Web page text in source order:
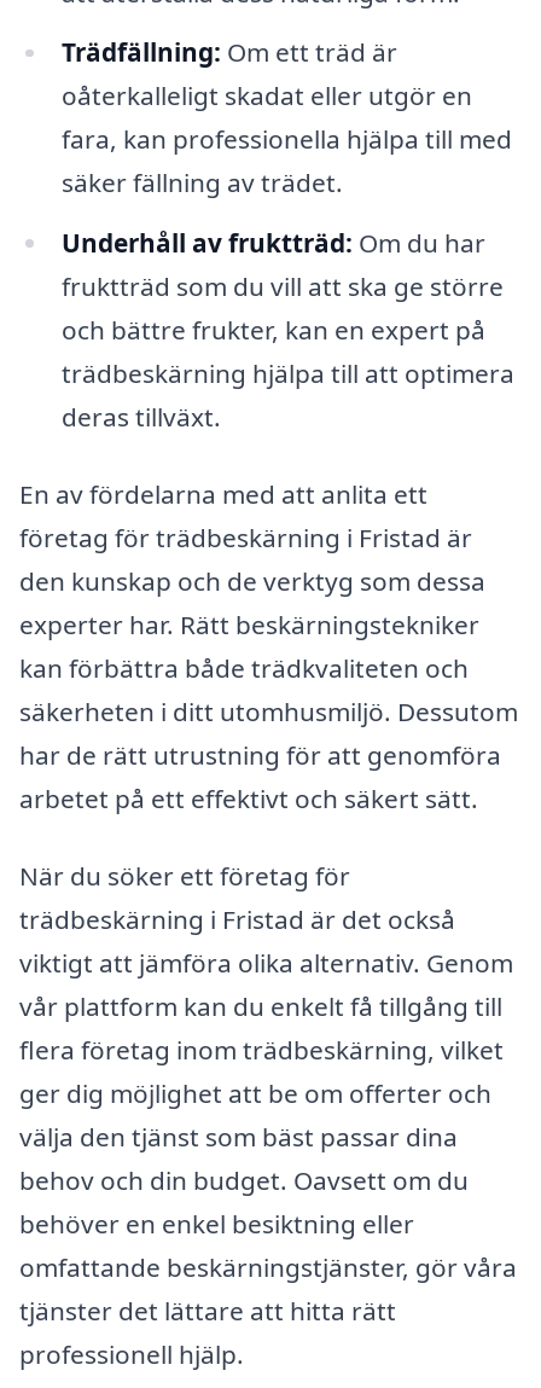
Trädfällning: Om ett träd är
oåterkalleligt skadat eller utgör en
fara, kan professionella hjälpa till med
säker fällning av trädet.
Underhåll av fruktträd: Om du har
fruktträd som du vill att ska ge större
och bättre frukter, kan en expert på
trädbeskärning hjälpa till att optimera
deras tillväxt.
En av fördelarna med att anlita ett
företag för trädbeskärning i Fristad är
den kunskap och de verktyg som dessa
experter har. Rätt beskärningstekniker
kan förbättra både trädkvaliteten och
säkerheten i ditt utomhusmiljö. Dessutom
har de rätt utrustning för att genomföra
arbetet på ett effektivt och säkert sätt.
När du söker ett företag för
trädbeskärning i Fristad är det också
viktigt att jämföra olika alternativ. Genom
vår plattform kan du enkelt få tillgång till
flera företag inom trädbeskärning, vilket
ger dig möjlighet att be om offerter och
välja den tjänst som bäst passar dina
behov och din budget. Oavsett om du
behöver en enkel besiktning eller
omfattande beskärningstjänster, gör våra
tjänster det lättare att hitta rätt
professionell hjälp.